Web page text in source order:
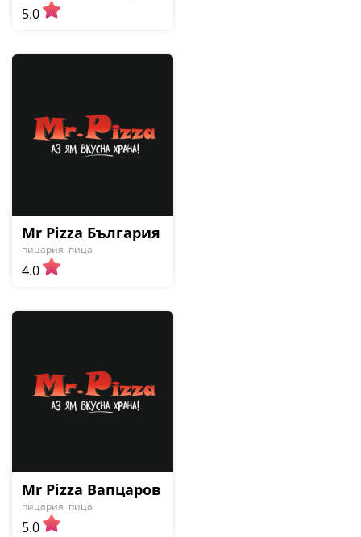
5.0
Mr Pizza България
пицария пица
4.0
Mr Pizza Вапцаров
пицария пица
5.0